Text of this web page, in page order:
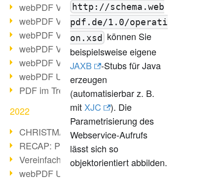
webPDF Video-Session 4
webPDF Video-Session 3
webPDF Video-Session 2
webPDF Video-Session 1
webPDF Video-Session Termine
webPDF Update 9.0.0.2843
PDF im Trend
2022
CHRISTMAS 2022 loading
RECAP: PDF Days Europe 2022
Vereinfachung Personalprozesse
webPDF Update 8.0.0.2727
http://schema.web
pdf.de/1.0/operati
on.xsd können Sie
beispielsweise eigene
JAXB
-Stubs für Java
erzeugen
(automatisierbar z. B.
mitXJC
). Die
Parametrisierung des
Webservice-Aufrufs
lässt sich so
objektorientiert abbilden.